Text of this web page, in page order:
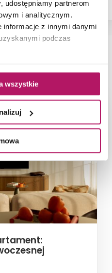
udostępniamy partnerom
i analitycznym.
informacje z innymi danymi
podczas
wszystkie